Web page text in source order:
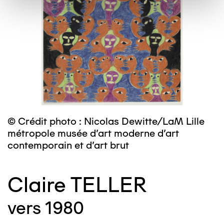
© Crédit photo : Nicolas Dewitte/LaM Lille
métropole musée d’art moderne d’art
contemporain et d’art brut
Claire TELLER
vers 1980